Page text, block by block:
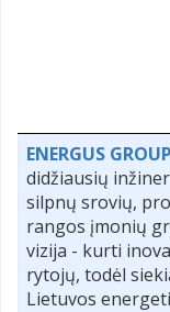
ENERGUS GROUP
didžiausių
silpnų srovių,
rangos įmonių
vizija - kurti
rytojų, todėl
Lietuvos